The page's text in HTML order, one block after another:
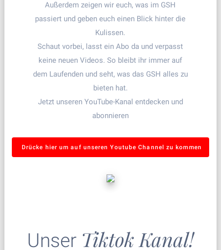
Außerdem zeigen wir euch, was im GSH
passiert und geben euch einen Blick hinter die
Kulissen.
Schaut vorbei, lasst ein Abo da und verpasst
keine neuen Videos. So bleibt ihr immer auf
dem Laufenden und seht, was das GSH alles zu
bieten hat.
Jetzt unseren YouTube-Kanal entdecken und
abonnieren
Drücke hier um auf unseren Youtube Channel zu kommen
Unser Tiktok Kanal!